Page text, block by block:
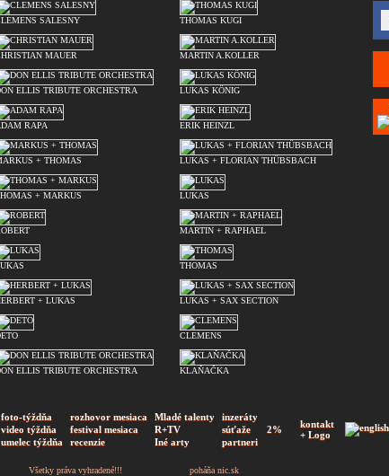
SALESNY THOMAS KUGI
MAUER MARTIN A.KOLLER
ELLIS TRIBUTE ORCHESTRA LUKAS KÖNIG
RAPA ERIK HEINZL
+ THOMAS LUKAS + FLORIAN THÜBSBACH
+ MARKUS LUKAS
MARTIN + RAPHAEL
THOMAS
+ LUKAS LUKAS + SAX SECTION
CLEMENS
ELLIS TRIBUTE ORCHESTRA KLAŇAČKA
foto-týždňa rozhovor mesiaca Mladé talenty
inzeráty
2%
kontakt
+ Logo
video týždňa festival mesiaca R+TV
súťaže
umelec týždňa recenzie Iné arty partneri
Všetky práva vyhradené!!! poháňa nic.sk